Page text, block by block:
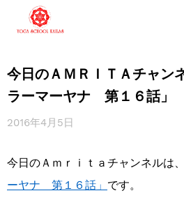
今日のＡＭＲＩＴＡチャン
ラーマーヤナ 第１６話」
2016年4月5日
今日のＡｍｒｉｔａチャンネルは、
ーヤナ 第１６話」 です。